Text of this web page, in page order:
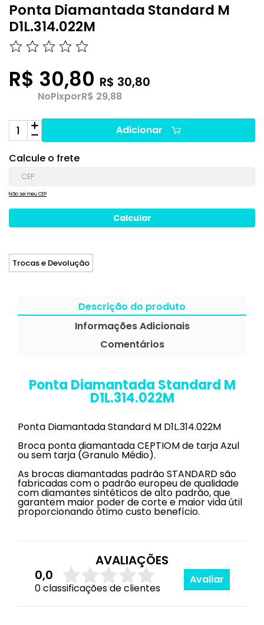
Ponta Diamantada Standard M
D1L.314.022M
R$ 30,80 R$ 30,80
NoPixporR$ 29,88
Adicionar
Calcule o frete
Não sei meu CEP
Trocas e Devolução
Descrição do produto
Informações Adicionais
Comentários
Ponta Diamantada Standard M
D1L.314.022M
Ponta Diamantada Standard M D1L.314.022M
Broca ponta diamantada CEPTIOM de tarja Azul
ou sem tarja (Granulo Médio).
As brocas diamantadas padrão STANDARD são
fabricadas com o padrão europeu de qualidade
com diamantes sintéticos de alto padrão, que
garantem maior poder de corte e maior vida útil
proporcionando ótimo custo benefício.
AVALIAÇÕES
0,0
0 classificações de clientes
Avaliar